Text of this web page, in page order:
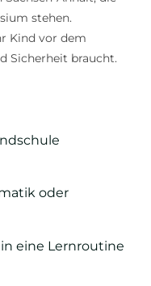
stehen.
Kind vor dem
Sicherheit braucht.
oder
eine Lernroutine